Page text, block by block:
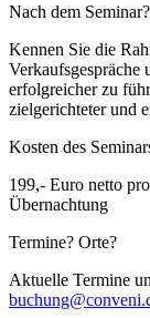
Nach dem Seminar?
Kennen Sie die
Verkaufsgespräche
erfolgreicher zu
zielgerichteter und
Kosten des
199,- Euro netto
Übernachtung
Termine? Orte?
Aktuelle Termine